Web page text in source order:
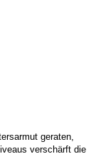
geraten,
verschärft die